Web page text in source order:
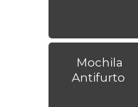
Mochila
Antifurto